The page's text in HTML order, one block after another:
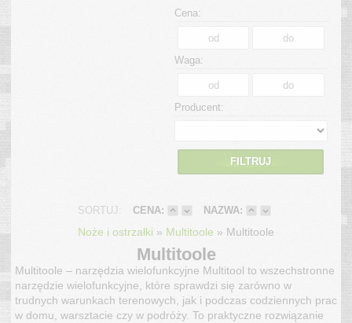
Cena:
Waga:
Producent:
FILTRUJ
SORTUJ: CENA: NAZWA:
Noże i ostrzałki » Multitoole » Multitoole
Multitoole
Multitoole – narzędzia wielofunkcyjne Multitool to wszechstronne
narzędzie wielofunkcyjne, które sprawdzi się zarówno w
trudnych warunkach terenowych, jak i podczas codziennych prac
w domu, warsztacie czy w podróży. To praktyczne rozwiązanie